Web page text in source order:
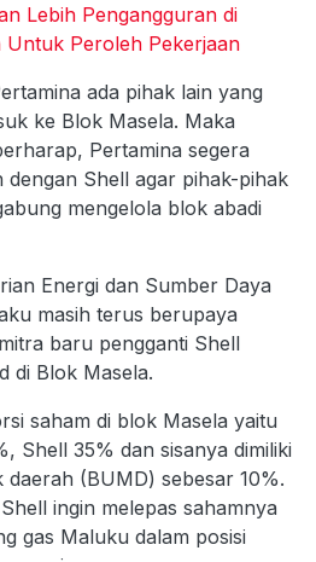
Lebih Pengangguran di
Untuk Peroleh Pekerjaan
ada pihak lain yang
ke Blok Masela. Maka
Pertamina segera
dengan Shell agar pihak-pihak
mengelola blok abadi
Energi dan Sumber Daya
masih terus berupaya
baru pengganti Shell
di Blok Masela.
saham di blok Masela yaitu
Shell 35% dan sisanya dimiliki
daerah (BUMD) sebesar 10%.
ingin melepas sahamnya
gas Maluku dalam posisi